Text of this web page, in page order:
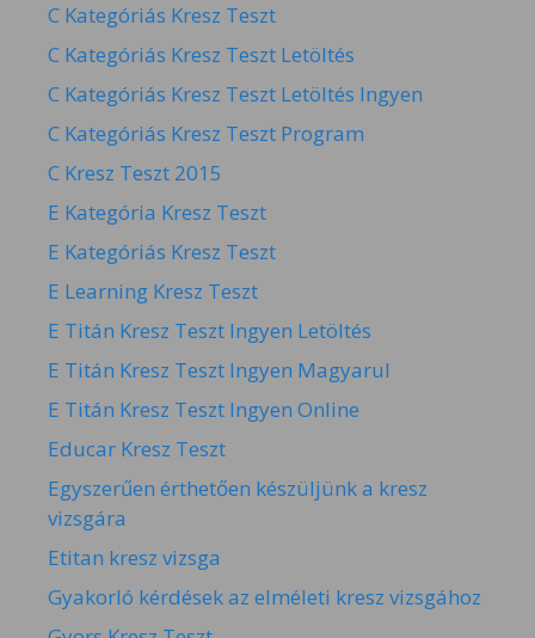
C Kategóriás Kresz Teszt
C Kategóriás Kresz Teszt Letöltés
C Kategóriás Kresz Teszt Letöltés Ingyen
C Kategóriás Kresz Teszt Program
C Kresz Teszt 2015
E Kategória Kresz Teszt
E Kategóriás Kresz Teszt
E Learning Kresz Teszt
E Titán Kresz Teszt Ingyen Letöltés
E Titán Kresz Teszt Ingyen Magyarul
E Titán Kresz Teszt Ingyen Online
Educar Kresz Teszt
Egyszerűen érthetően készüljünk a kresz
vizsgára
Etitan kresz vizsga
Gyakorló kérdések az elméleti kresz vizsgához